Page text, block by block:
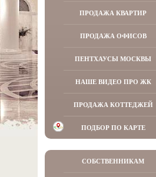
ПРОДАЖА КВАРТИР
ПРОДАЖА ОФИСОВ
ПЕНТХАУСЫ МОСКВЫ
НАШЕ ВИДЕО ПРО ЖК
ПРОДАЖА КОТТЕДЖЕЙ
ПОДБОР ПО КАРТЕ
СОБСТВЕННИКАМ